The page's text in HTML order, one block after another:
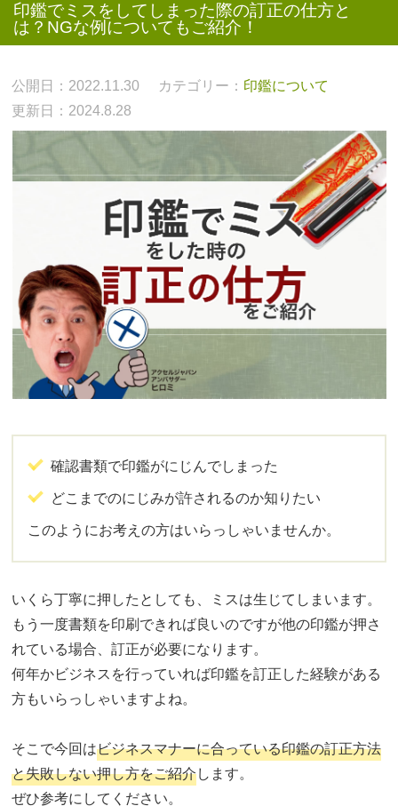
印鑑でミスをしてしまった際の訂正の仕方と
は？NGな例についてもご紹介！
公開日：2022.11.30 カテゴリー： 印鑑について
更新日：2024.8.28
確認書類で印鑑がにじんでしまった
どこまでのにじみが許されるのか知りたい
このようにお考えの方はいらっしゃいませんか。
いくら丁寧に押したとしても、ミスは生じてしまいます。
もう一度書類を印刷できれば良いのですが他の印鑑が押さ
れている場合、訂正が必要になります。
何年かビジネスを行っていれば印鑑を訂正した経験がある
方もいらっしゃいますよね。
そこで今回はビジネスマナーに合っている印鑑の訂正方法
と失敗しない押し方をご紹介します。
ぜひ参考にしてください。